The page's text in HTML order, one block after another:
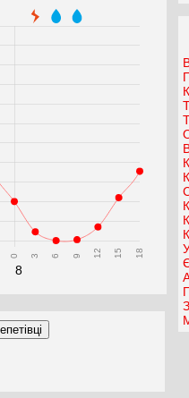
8
0 3 6 9 12 15 18